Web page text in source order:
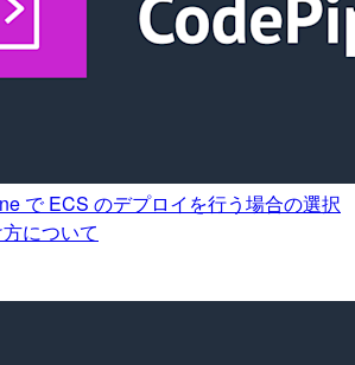
で ECS のデプロイを行う場合の選択
について